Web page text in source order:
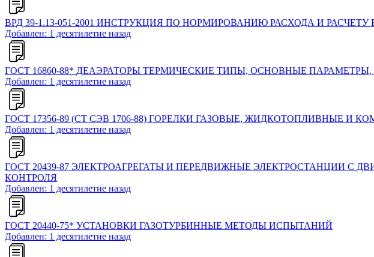
ВРД 39-1.13-051-2001 ИНСТРУКЦИЯ ПО НОРМИРОВАНИЮ РАСХОДА И
Добавлен: 1 десятилетие назад
ГОСТ 16860-88* ДЕАЭРАТОРЫ ТЕРМИЧЕСКИЕ ТИПЫ, ОСНОВНЫЕ
Добавлен: 1 десятилетие назад
ГОСТ 17356-89 (СТ СЭВ 1706-88) ГОРЕЛКИ ГАЗОВЫЕ, ЖИДКОТОПЛИВНЫЕ
Добавлен: 1 десятилетие назад
ГОСТ 20439-87 ЭЛЕКТРОАГРЕГАТЫ И ПЕРЕДВИЖНЫЕ ЭЛЕКТРОСТАНЦИИ
КОНТРОЛЯ
Добавлен: 1 десятилетие назад
ГОСТ 20440-75* УСТАНОВКИ ГАЗОТУРБИННЫЕ МЕТОДЫ ИСПЫТАНИЙ
Добавлен: 1 десятилетие назад